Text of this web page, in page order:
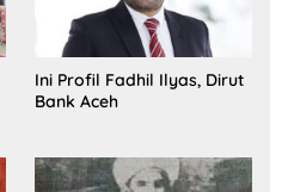
Ini Profil Fadhil Ilyas, Dirut
Bank Aceh